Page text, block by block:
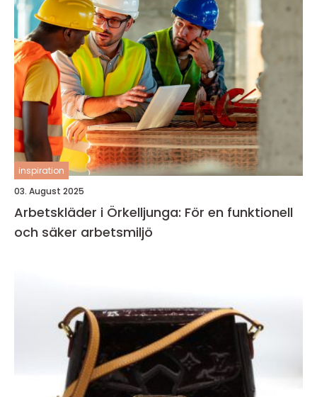
inspiration
03. August 2025
Arbetskläder i Örkelljunga: För en funktionell
och säker arbetsmiljö